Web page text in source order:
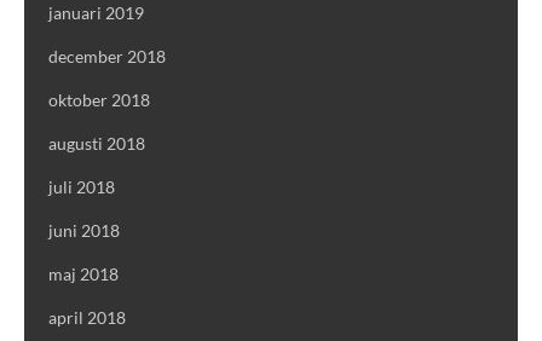
januari 2019
december 2018
oktober 2018
augusti 2018
juli 2018
juni 2018
maj 2018
april 2018